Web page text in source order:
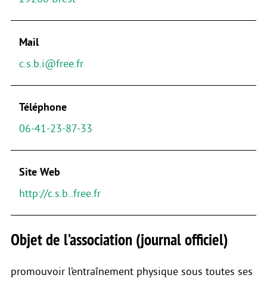
Mail
c.s.b.i@free.fr
Téléphone
06-41-23-87-33
Site Web
http://c.s.b..free.fr
Objet de l’association (journal officiel)
promouvoir l’entraînement physique sous toutes ses